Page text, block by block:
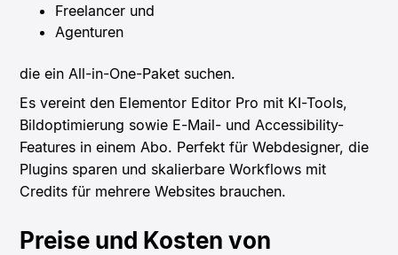
Freelancer und
Agenturen
die ein All-in-One-Paket suchen.
Es vereint den Elementor Editor Pro mit KI-Tools,
Bildoptimierung sowie E-Mail- und Accessibility-
Features in einem Abo. Perfekt für Webdesigner, die
Plugins sparen und skalierbare Workflows mit
Credits für mehrere Websites brauchen.
Preise und Kosten von